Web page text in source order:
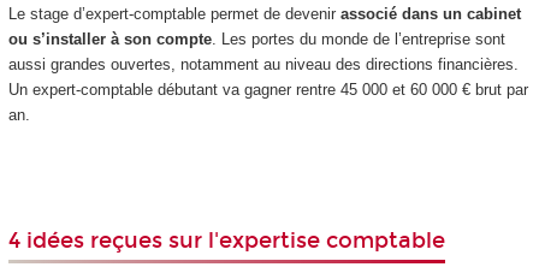
Le stage d’expert-comptable permet de devenir associé dans un cabinet
ou s’installer à son compte. Les portes du monde de l’entreprise sont
aussi grandes ouvertes, notamment au niveau des directions financières.
Un expert-comptable débutant va gagner rentre 45 000 et 60 000 € brut par
an.
4 idées reçues sur l'expertise comptable